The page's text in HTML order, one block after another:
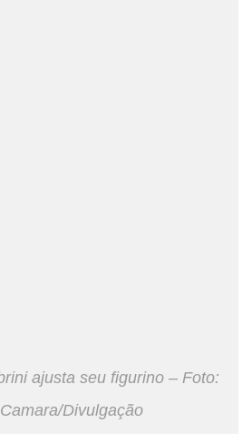
ajusta seu figurino – Foto:
Divulgação